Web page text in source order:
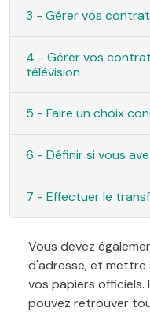
3 - Gérer vos
4 - Gérer vos
télévision
5 - Faire un choix
6 - Définir si vous
7 - Effectuer le
Vous devez
d'adresse, et mettre
vos papiers officiels.
pouvez retrouver